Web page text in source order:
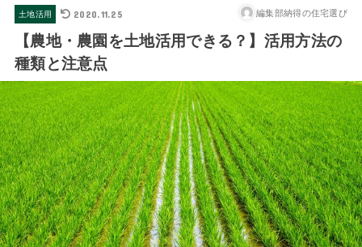
土地活用 2020.11.25 編集部納得の住宅選び
【農地・農園を土地活用できる？】活用方法の
種類と注意点